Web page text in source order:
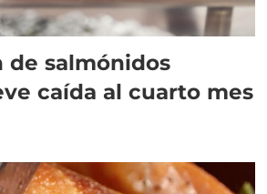
de salmónidos
caída al cuarto mes